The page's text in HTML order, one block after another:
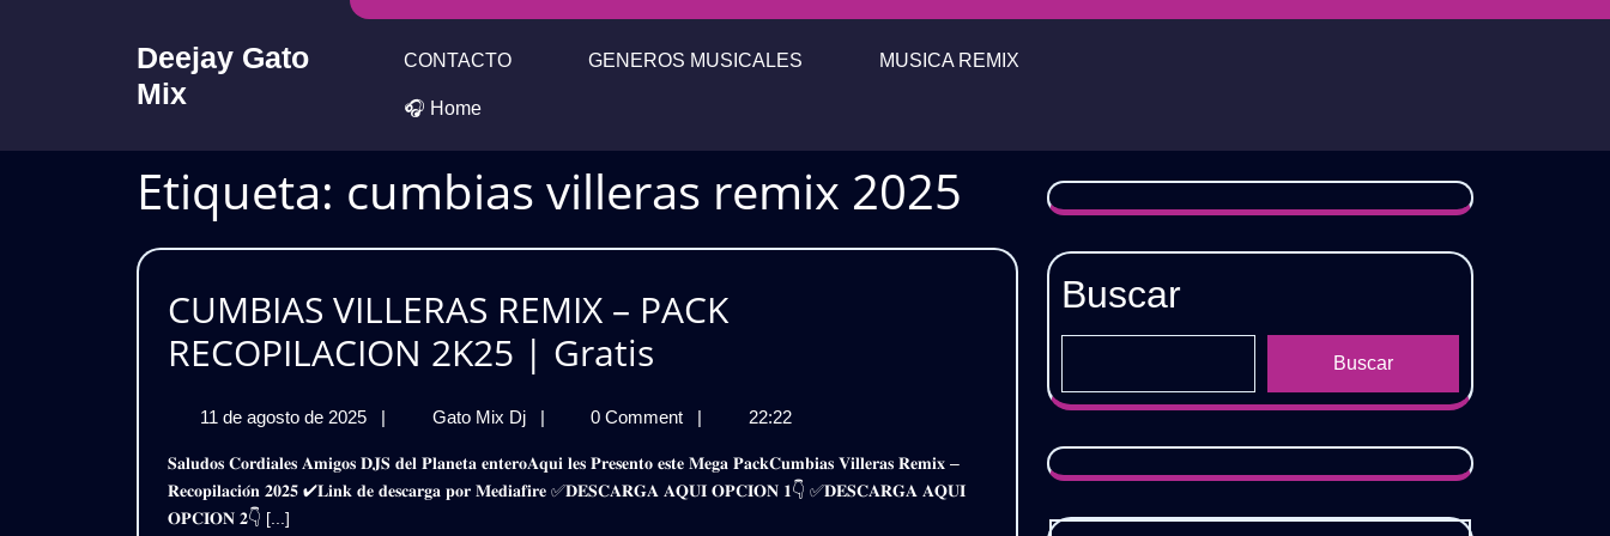
Deejay Gato
Mix
CONTACTO GENEROS MUSICALES MUSICA REMIX
🎧 Home
Etiqueta: cumbias villeras remix 2025
CUMBIAS VILLERAS REMIX – PACK
RECOPILACION 2K25 | Gratis
REMIX
–
11 de agosto de 2025
11
agosto
de
| Gato Mix Dj
CUMBIAS
REMIX
–
| 0 Comment | 22:22
𝐒𝐚𝐥𝐮𝐝𝐨𝐬 𝐂𝐨𝐫𝐝𝐢𝐚𝐥𝐞𝐬 𝐀𝐦𝐢𝐠𝐨𝐬 𝐃𝐉𝐒 𝐝𝐞𝐥 𝐏𝐥𝐚𝐧𝐞𝐭𝐚 𝐞𝐧𝐭𝐞𝐫𝐨𝐀𝐪𝐮𝐢 𝐥𝐞𝐬 𝐏𝐫𝐞𝐬𝐞𝐧𝐭𝐨 𝐞𝐬𝐭𝐞 𝐌𝐞𝐠𝐚 𝐏𝐚𝐜𝐤𝐂𝐮𝐦𝐛𝐢𝐚𝐬 𝐕𝐢𝐥𝐥𝐞𝐫𝐚𝐬 𝐑𝐞𝐦𝐢𝐱 –
𝐑𝐞𝐜𝐨𝐩𝐢𝐥𝐚𝐜𝐢𝐨́𝐧 𝟐𝟎𝟐𝟓 ✔𝐋𝐢𝐧𝐤 𝐝𝐞 𝐝𝐞𝐬𝐜𝐚𝐫𝐠𝐚 𝐩𝐨𝐫 𝐌𝐞𝐝𝐢𝐚𝐟𝐢𝐫𝐞 ✅𝐃𝐄𝐒𝐂𝐀𝐑𝐆𝐀 𝐀𝐐𝐔𝐈 𝐎𝐏𝐂𝐈𝐎𝐍 𝟏👇 ✅𝐃𝐄𝐒𝐂𝐀𝐑𝐆𝐀 𝐀𝐐𝐔𝐈
𝐎𝐏𝐂𝐈𝐎𝐍 𝟐👇 [...]
Buscar
Buscar